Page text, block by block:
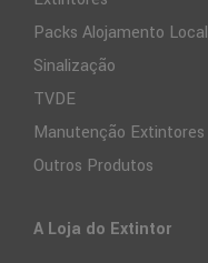
Packs Alojamento Local
Sinalização
TVDE
Manutenção Extintores
Outros Produtos
A Loja do Extintor